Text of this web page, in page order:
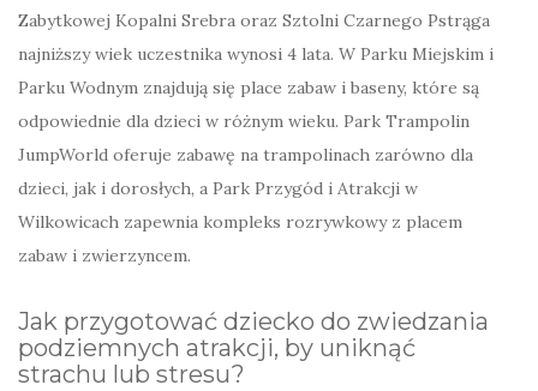
Zabytkowej Kopalni Srebra oraz Sztolni Czarnego Pstrąga
najniższy wiek uczestnika wynosi 4 lata. W Parku Miejskim i
Parku Wodnym znajdują się place zabaw i baseny, które są
odpowiednie dla dzieci w różnym wieku. Park Trampolin
JumpWorld oferuje zabawę na trampolinach zarówno dla
dzieci, jak i dorosłych, a Park Przygód i Atrakcji w
Wilkowicach zapewnia kompleks rozrywkowy z placem
zabaw i zwierzyncem.
Jak przygotować dziecko do zwiedzania
podziemnych atrakcji, by uniknąć
strachu lub stresu?